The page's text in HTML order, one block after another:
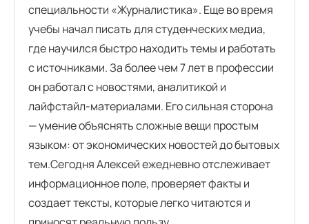
специальности «Журналистика». Еще во время
учебы начал писать для студенческих медиа,
где научился быстро находить темы и работать
с источниками. За более чем 7 лет в профессии
он работал с новостями, аналитикой и
лайфстайл-материалами. Его сильная сторона
— умение объяснять сложные вещи простым
языком: от экономических новостей до бытовых
тем.Сегодня Алексей ежедневно отслеживает
информационное поле, проверяет факты и
создает тексты, которые легко читаются и